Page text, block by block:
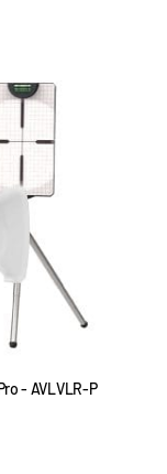
- AVLVLR-P